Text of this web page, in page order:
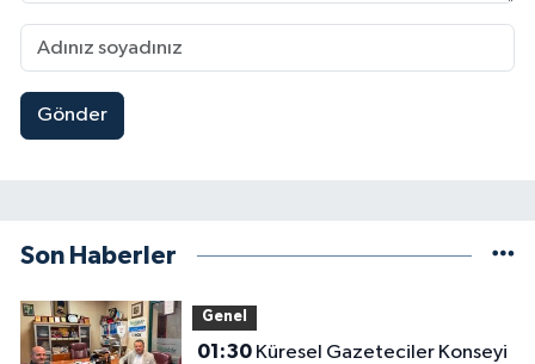
Gönder
Son Haberler
Genel
01:30Küresel Gazeteciler Konseyi